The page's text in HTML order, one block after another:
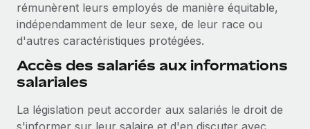
rémunèrent leurs employés de manière équitable,
indépendamment de leur sexe, de leur race ou
d'autres caractéristiques protégées.
Accès des salariés aux informations
salariales
La législation peut accorder aux salariés le droit de
s'informer sur leur salaire et d'en discuter avec